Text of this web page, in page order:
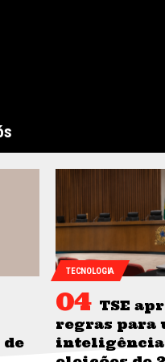
de
TECNOLOGIA
TSE
regras para